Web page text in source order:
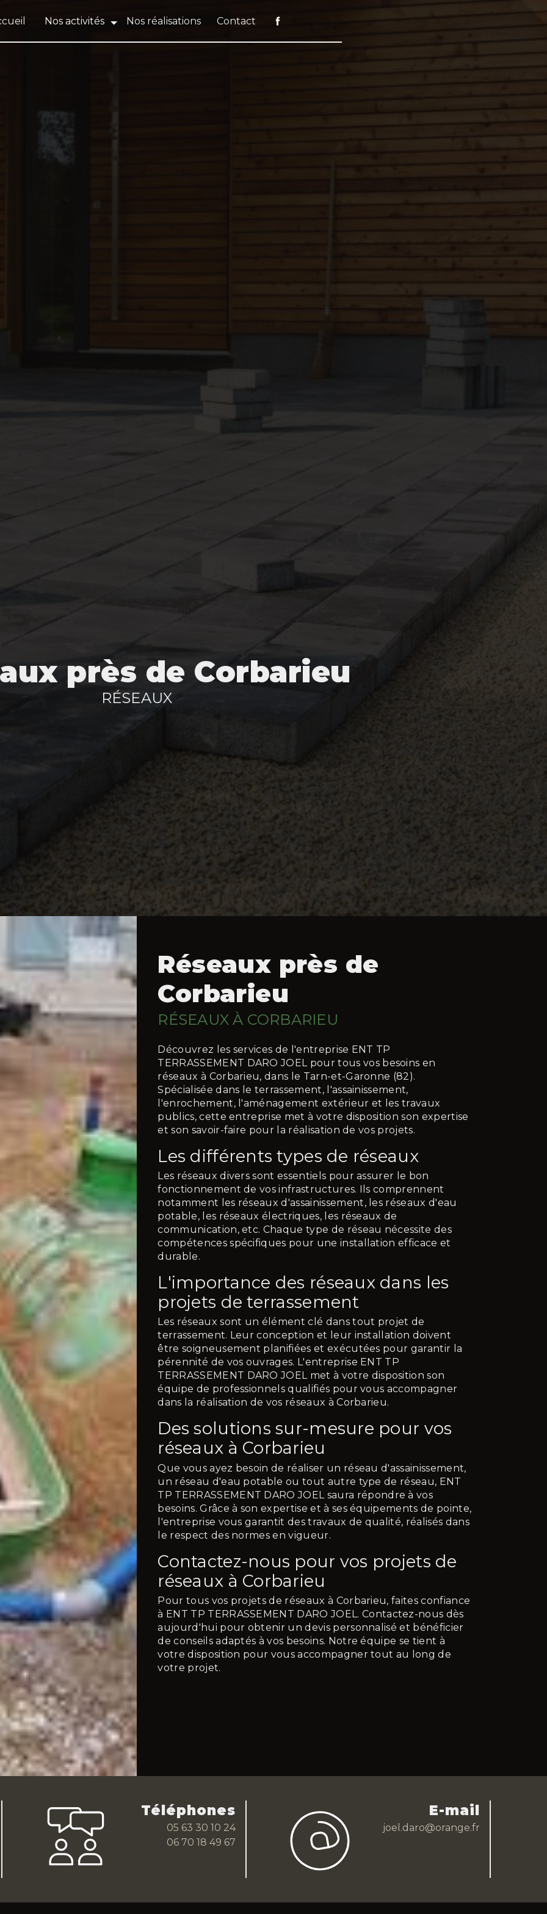
Nos activités Nos réalisations Contact
près de Corbarieu
RÉSEAUX
Réseaux près de
Corbarieu
RÉSEAUX À CORBARIEU
Découvrez les services de l'entreprise ENT TP
TERRASSEMENT DARO JOEL pour tous vos besoins en
réseaux à Corbarieu, dans le Tarn-et-Garonne (82).
Spécialisée dans le terrassement, l'assainissement,
l'enrochement, l'aménagement extérieur et les travaux
publics, cette entreprise met à votre disposition son expertise
et son savoir-faire pour la réalisation de vos projets.
Les différents types de réseaux
Les réseaux divers sont essentiels pour assurer le bon
fonctionnement de vos infrastructures. Ils comprennent
notamment les réseaux d'assainissement, les réseaux d'eau
potable, les réseaux électriques, les réseaux de
communication, etc. Chaque type de réseau nécessite des
compétences spécifiques pour une installation efficace et
durable.
L'importance des réseaux dans les
projets de terrassement
Les réseaux sont un élément clé dans tout projet de
terrassement. Leur conception et leur installation doivent
être soigneusement planifiées et exécutées pour garantir la
pérennité de vos ouvrages. L'entreprise ENT TP
TERRASSEMENT DARO JOEL met à votre disposition son
équipe de professionnels qualifiés pour vous accompagner
dans la réalisation de vos réseaux à Corbarieu.
Des solutions sur-mesure pour vos
réseaux à Corbarieu
Que vous ayez besoin de réaliser un réseau d'assainissement,
un réseau d'eau potable ou tout autre type de réseau, ENT
TP TERRASSEMENT DARO JOEL saura répondre à vos
besoins. Grâce à son expertise et à ses équipements de pointe,
l'entreprise vous garantit des travaux de qualité, réalisés dans
le respect des normes en vigueur.
Contactez-nous pour vos projets de
réseaux à Corbarieu
Pour tous vos projets de réseaux à Corbarieu, faites confiance
à ENT TP TERRASSEMENT DARO JOEL. Contactez-nous dès
aujourd'hui pour obtenir un devis personnalisé et bénéficier
de conseils adaptés à vos besoins. Notre équipe se tient à
votre disposition pour vous accompagner tout au long de
votre projet.
Téléphones
05 63 30 10 24
06 70 18 49 67
E-mail
joel.daro@orange.fr